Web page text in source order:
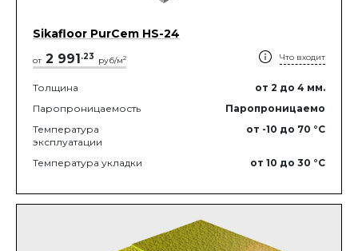
Sikafloor PurCem HS-24
от 2 991.23 руб/м2 Что входит
Толщина от 2 до 4 мм.
Паропроницаемость
Паропроницаемо
Температура
эксплуатации
от -10 до 70 °C
Температура укладки от 10 до 30 °C